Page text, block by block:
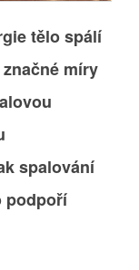
tělo spálí
míry
spalování
podpoří